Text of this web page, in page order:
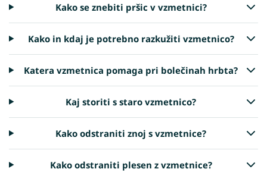
Kako se znebiti pršic v vzmetnici?
Kako in kdaj je potrebno razkužiti vzmetnico?
Katera vzmetnica pomaga pri bolečinah hrbta?
Kaj storiti s staro vzmetnico?
Kako odstraniti znoj s vzmetnice?
Kako odstraniti plesen z vzmetnice?